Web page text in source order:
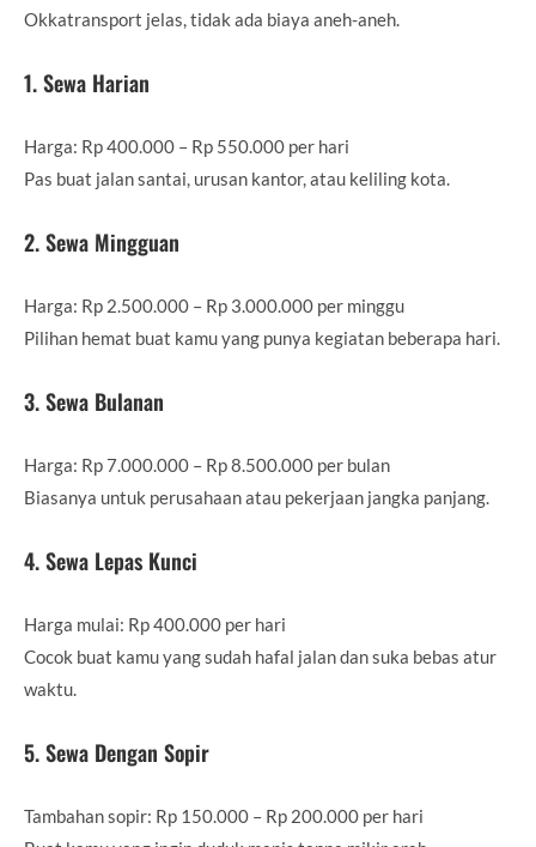
Okkatransport jelas, tidak ada biaya aneh-aneh.
1. Sewa Harian
Harga: Rp 400.000 – Rp 550.000 per hari
Pas buat jalan santai, urusan kantor, atau keliling kota.
2. Sewa Mingguan
Harga: Rp 2.500.000 – Rp 3.000.000 per minggu
Pilihan hemat buat kamu yang punya kegiatan beberapa hari.
3. Sewa Bulanan
Harga: Rp 7.000.000 – Rp 8.500.000 per bulan
Biasanya untuk perusahaan atau pekerjaan jangka panjang.
4. Sewa Lepas Kunci
Harga mulai: Rp 400.000 per hari
Cocok buat kamu yang sudah hafal jalan dan suka bebas atur
waktu.
5. Sewa Dengan Sopir
Tambahan sopir: Rp 150.000 – Rp 200.000 per hari